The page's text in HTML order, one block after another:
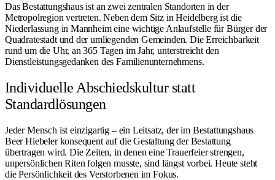
Das Bestattungshaus ist an zwei zentralen Standorten in der
Metropolregion vertreten. Neben dem Sitz in Heidelberg ist die
Niederlassung in Mannheim eine wichtige Anlaufstelle für Bürger der
Quadratestadt und der umliegenden Gemeinden. Die Erreichbarkeit
rund um die Uhr, an 365 Tagen im Jahr, unterstreicht den
Dienstleistungsgedanken des Familienunternehmens.
Individuelle Abschiedskultur statt
Standardlösungen
Jeder Mensch ist einzigartig – ein Leitsatz, der im Bestattungshaus
Beer Hiebeler konsequent auf die Gestaltung der Bestattung
übertragen wird. Die Zeiten, in denen eine Trauerfeier strengen,
unpersönlichen Riten folgen musste, sind längst vorbei. Heute steht
die Persönlichkeit des Verstorbenen im Fokus.